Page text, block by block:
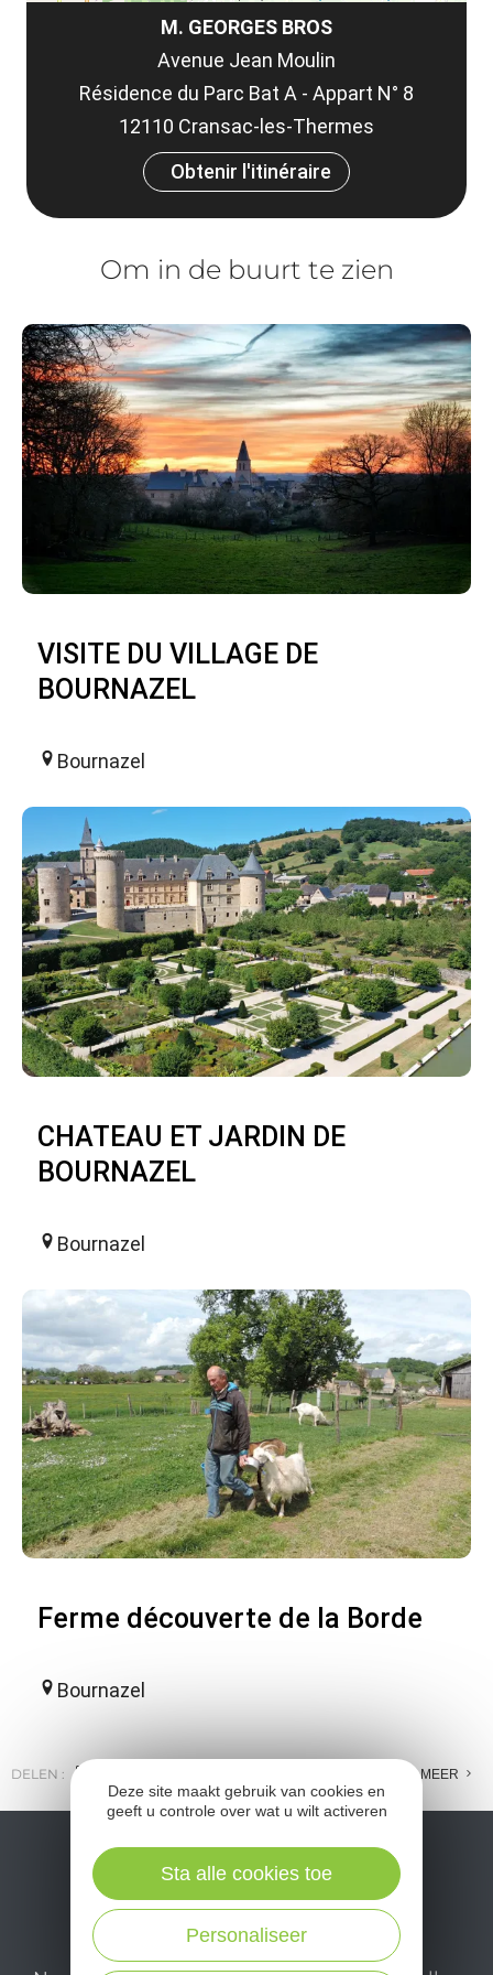
M. GEORGES BROS
Avenue Jean Moulin
Résidence du Parc Bat A - Appart N° 8
12110 Cransac-les-Thermes
Obtenir l'itinéraire
Om in de buurt te zien
VISITE DU VILLAGE DE
BOURNAZEL
Bournazel
CHATEAU ET JARDIN DE
BOURNAZEL
Bournazel
Ferme découverte de la Borde
Bournazel
DELEN : MEER
Deze site maakt gebruik van cookies en
geeft u controle over wat u wilt activeren
Personaliseer
Sta alle cookies toe